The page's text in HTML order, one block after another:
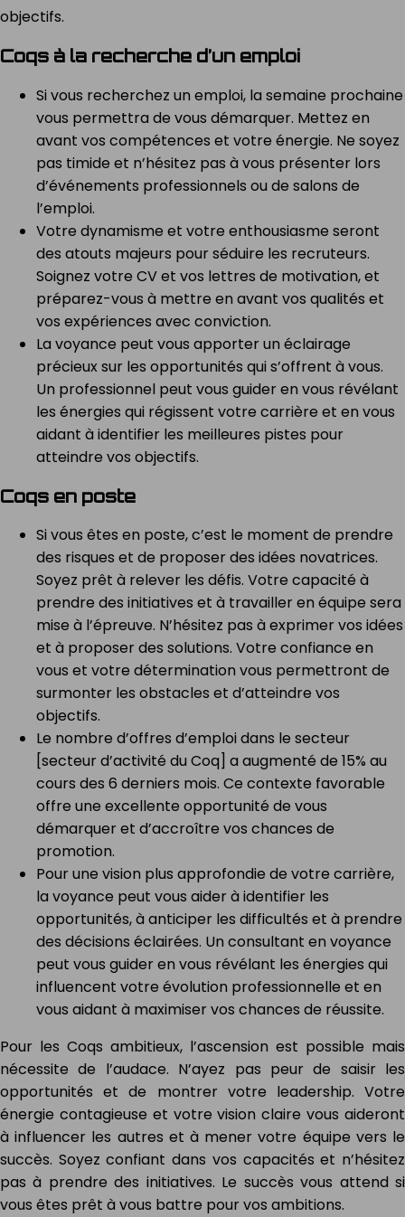
objectifs.
Coqs à la recherche d’un emploi
Si vous recherchez un emploi, la semaine prochaine
vous permettra de vous démarquer. Mettez en
avant vos compétences et votre énergie. Ne soyez
pas timide et n’hésitez pas à vous présenter lors
d’événements professionnels ou de salons de
l’emploi.
Votre dynamisme et votre enthousiasme seront
des atouts majeurs pour séduire les recruteurs.
Soignez votre CV et vos lettres de motivation, et
préparez-vous à mettre en avant vos qualités et
vos expériences avec conviction.
La voyance peut vous apporter un éclairage
précieux sur les opportunités qui s’offrent à vous.
Un professionnel peut vous guider en vous révélant
les énergies qui régissent votre carrière et en vous
aidant à identifier les meilleures pistes pour
atteindre vos objectifs.
Coqs en poste
Si vous êtes en poste, c’est le moment de prendre
des risques et de proposer des idées novatrices.
Soyez prêt à relever les défis. Votre capacité à
prendre des initiatives et à travailler en équipe sera
mise à l’épreuve. N’hésitez pas à exprimer vos idées
et à proposer des solutions. Votre confiance en
vous et votre détermination vous permettront de
surmonter les obstacles et d’atteindre vos
objectifs.
Le nombre d’offres d’emploi dans le secteur
[secteur d’activité du Coq] a augmenté de 15% au
cours des 6 derniers mois. Ce contexte favorable
offre une excellente opportunité de vous
démarquer et d’accroître vos chances de
promotion.
Pour une vision plus approfondie de votre carrière,
la voyance peut vous aider à identifier les
opportunités, à anticiper les difficultés et à prendre
des décisions éclairées. Un consultant en voyance
peut vous guider en vous révélant les énergies qui
influencent votre évolution professionnelle et en
vous aidant à maximiser vos chances de réussite.
Pour les Coqs ambitieux, l’ascension est possible mais
nécessite de l’audace. N’ayez pas peur de saisir les
opportunités et de montrer votre leadership. Votre
énergie contagieuse et votre vision claire vous aideront
à influencer les autres et à mener votre équipe vers le
succès. Soyez confiant dans vos capacités et n’hésitez
pas à prendre des initiatives. Le succès vous attend si
vous êtes prêt à vous battre pour vos ambitions.